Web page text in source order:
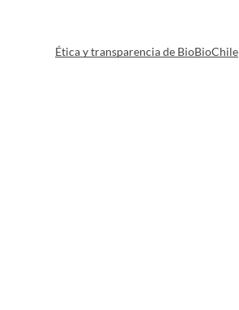
Ética y transparencia de BioBioChile